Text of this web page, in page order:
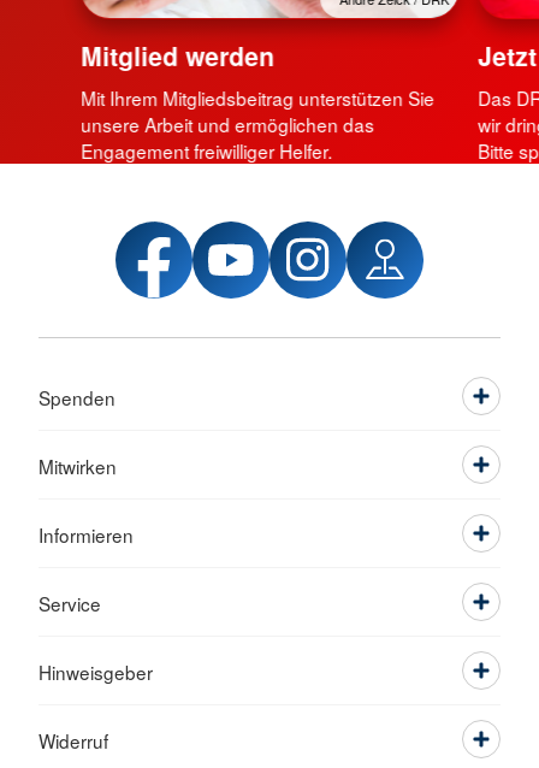
Mitglied werden
Mit Ihrem Mitgliedsbeitrag unterstützen Sie
unsere Arbeit und ermöglichen das
Engagement freiwilliger Helfer.
Das
wir
Bitte
Spenden
Mitwirken
Informieren
Service
Hinweisgeber
Widerruf